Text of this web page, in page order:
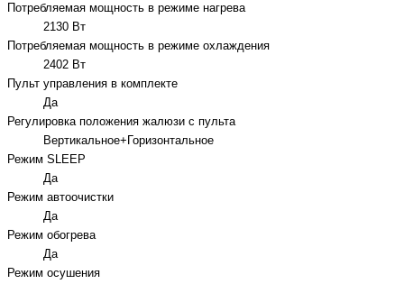
Потребляемая мощность в режиме нагрева
2130 Вт
Потребляемая мощность в режиме охлаждения
2402 Вт
Пульт управления в комплекте
Да
Регулировка положения жалюзи с пульта
Вертикальное+Горизонтальное
Режим SLEEP
Да
Режим автоочистки
Да
Режим обогрева
Да
Режим осушения